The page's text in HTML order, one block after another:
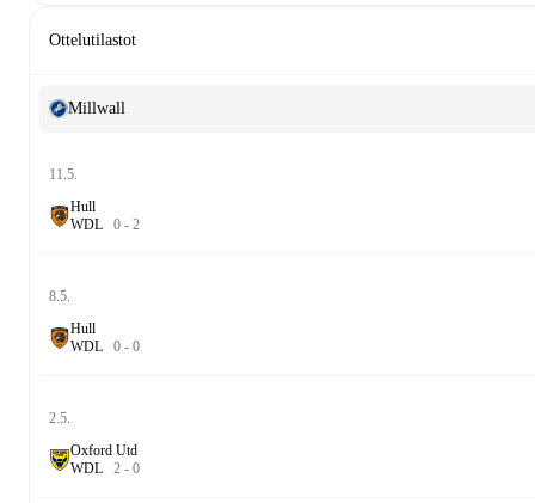
Ottelutilastot
Millwall
11.5.
Hull
WDL 0 - 2
8.5.
Hull
WDL 0 - 0
2.5.
Oxford Utd
WDL 2 - 0